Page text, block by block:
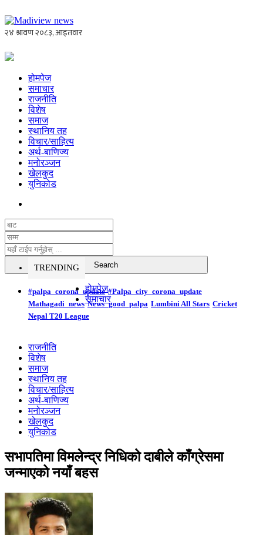
होमपेज
समाचार
राजनीति
विशेष
समाज
स्थानिय तह
विचार/साहित्य
अर्थ-बाणिज्य
मनोरञ्जन
खेलकुद
युनिकोड
TRENDING
#palpa_corona_update #Palpa_city_corona_update
Mathagadi_news News_good_palpa Lumbini All Stars Cricket
Nepal T20 League
होमपेज
समाचार
राजनीति
विशेष
समाज
स्थानिय तह
विचार/साहित्य
अर्थ-बाणिज्य
मनोरञ्जन
खेलकुद
युनिकोड
सभापतिमा विमलेन्द्र निधिको दाबीले काँग्रेसमा
जन्माएको नयाँ बहस